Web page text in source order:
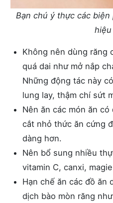
Bạn chú ý thực các
Không nên dùng răng
quá dai như mở nắp
Những động tác này
lung lay, thậm chí sứt
Nên ăn các món ăn
cắt nhỏ thức ăn cứng
dàng hơn.
Nên bổ sung nhiều
vitamin C, canxi,
Hạn chế ăn các đồ ăn
dịch bào mòn răng